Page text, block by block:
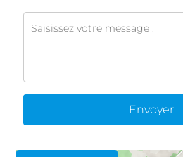
Envoyer